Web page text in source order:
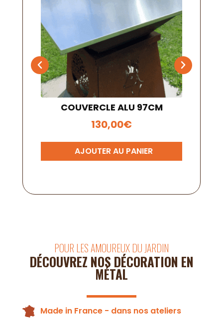
COUVERCLE ALU 97CM
130,00€
AJOUTER AU PANIER
POUR LES AMOUREUX DU JARDIN
DÉCOUVREZ NOS DÉCORATION EN
MÉTAL
Made in France - dans nos ateliers